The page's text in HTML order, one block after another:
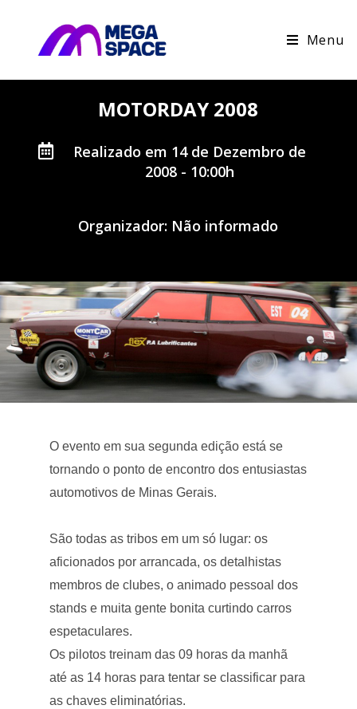
Menu
MOTORDAY 2008
Realizado em 14 de Dezembro de
2008 - 10:00h
Organizador: Não informado
O evento em sua segunda edição está se
tornando o ponto de encontro dos entusiastas
automotivos de Minas Gerais.
São todas as tribos em um só lugar: os
aficionados por arrancada, os detalhistas
membros de clubes, o animado pessoal dos
stands e muita gente bonita curtindo carros
espetaculares.
Os pilotos treinam das 09 horas da manhã
até as 14 horas para tentar se classificar para
as chaves eliminatórias.